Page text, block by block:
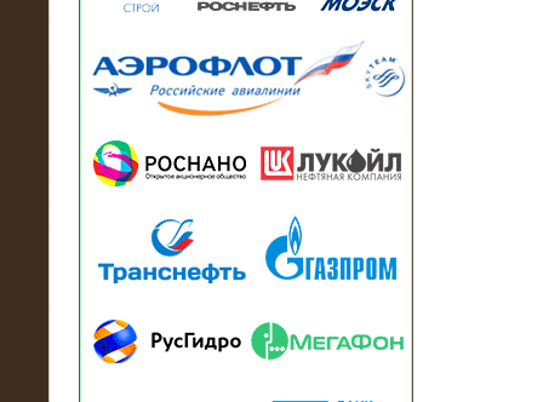
13.07.2018
модуль в контейнере 2700 кВА на
Балтийский завод